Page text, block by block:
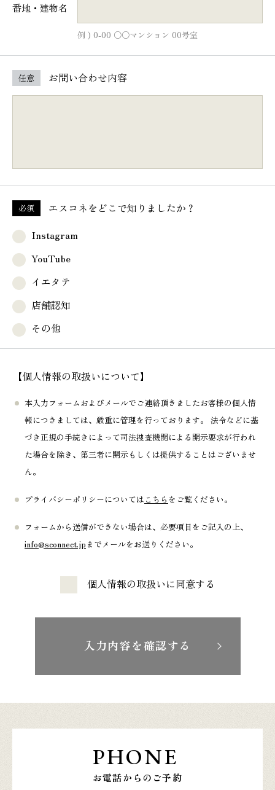
番地・建物名
例 ) 0-00 ○○マンション 00号室
任意 お問い合わせ内容
必須 エスコネを どこで知りましたか？
Instagram
YouTube
イエタテ
店舗認知
その他
【個人情報の取扱いについて】
本入力フォームおよびメールでご連絡頂きましたお客様の個人情
報につきましては、厳重に管理を行っております。 法令などに基
づき正規の手続きによって司法捜査機関による開示要求が行われ
た場合を除き、第三者に開示もしくは提供することはございませ
ん。
プライバシーポリシーについては こちら をご覧ください。
フォームから送信ができない場合は、必要項目をご記入の上、
info@sconnect.jp までメールをお送りください。
個人情報の取扱いに同意する
入力内容を確認する
PHONE
お電話からのご予約